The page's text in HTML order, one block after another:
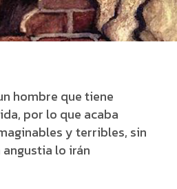
hombre que tiene
por lo que acaba
y terribles, sin
lo irán